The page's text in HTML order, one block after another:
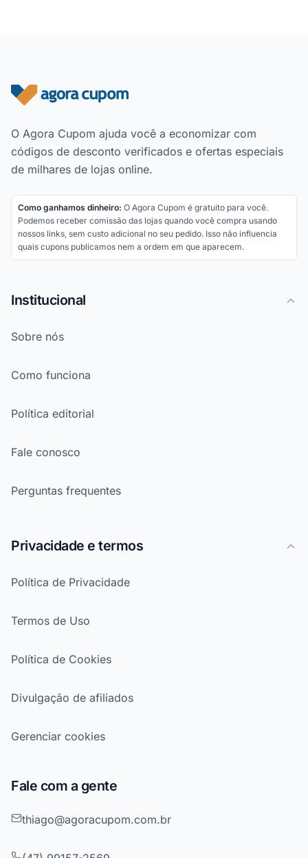
Rodapé do site
O Agora Cupom ajuda você a economizar com
códigos de desconto verificados e ofertas especiais
de milhares de lojas online.
Como ganhamos dinheiro: O Agora Cupom é gratuito para você.
Podemos receber comissão das lojas quando você compra usando
nossos links, sem custo adicional no seu pedido. Isso não influencia
quais cupons publicamos nem a ordem em que aparecem.
Institucional
Sobre nós
Como funciona
Política editorial
Fale conosco
Perguntas frequentes
Privacidade e termos
Política de Privacidade
Termos de Uso
Política de Cookies
Divulgação de afiliados
Gerenciar cookies
Fale com a gente
thiago@agoracupom.com.br